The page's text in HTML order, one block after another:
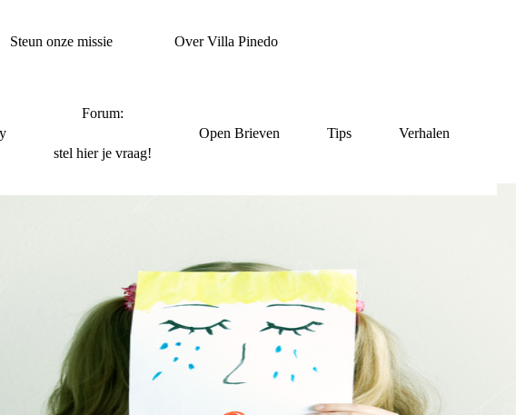
Steun onze missie Over Villa Pinedo
Forum:
stel hier je vraag!
Open Brieven Tips Verhalen
GAAT TROUWEN